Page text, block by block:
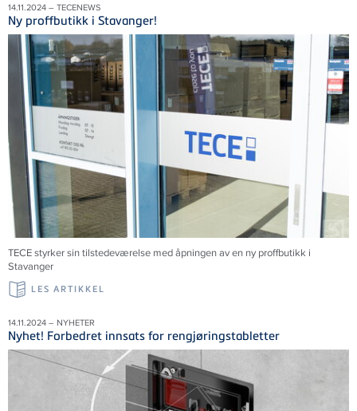
14.11.2024 – TECENEWS
Ny proffbutikk i Stavanger!
TECE styrker sin tilstedeværelse med åpningen av en ny proffbutikk i
Stavanger
LES ARTIKKEL
14.11.2024 – NYHETER
Nyhet! Forbedret innsats for rengjøringstabletter